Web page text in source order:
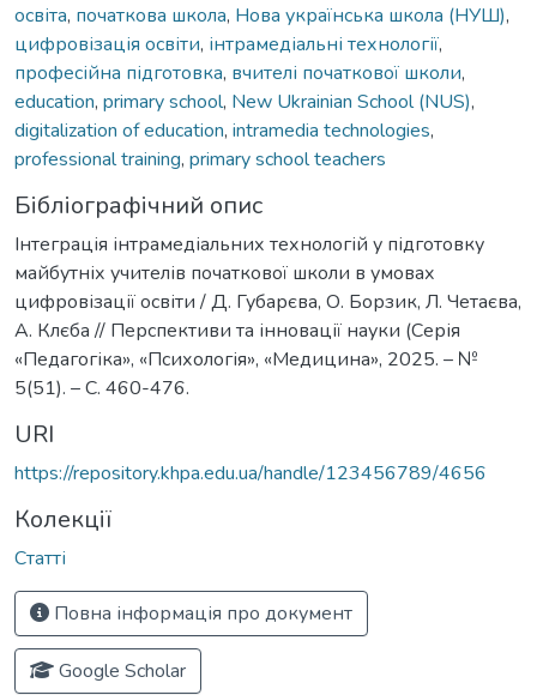
освіта, початкова школа, Нова українська школа (НУШ),
цифровізація освіти, інтрамедіальні технології,
професійна підготовка, вчителі початкової школи,
education, primary school, New Ukrainian School (NUS),
digitalization of education, intramedia technologies,
professional training, primary school teachers
Бібліографічний опис
Інтеграція інтрамедіальних технологій у підготовку
майбутніх учителів початкової школи в умовах
цифровізації освіти / Д. Губарєва, О. Борзик, Л. Четаєва,
А. Клєба // Перспективи та інновації науки (Серія
«Педагогіка», «Психологія», «Медицина», 2025. – №
5(51). – С. 460-476.
URI
https://repository.khpa.edu.ua/handle/123456789/4656
Колекції
Статті
Повна інформація про документ
Google Scholar